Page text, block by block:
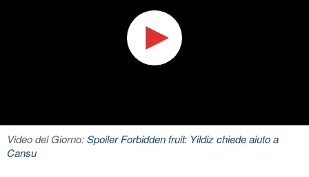
Video del Giorno:Spoiler Forbidden fruit: Yildiz chiede aiuto a
Cansu